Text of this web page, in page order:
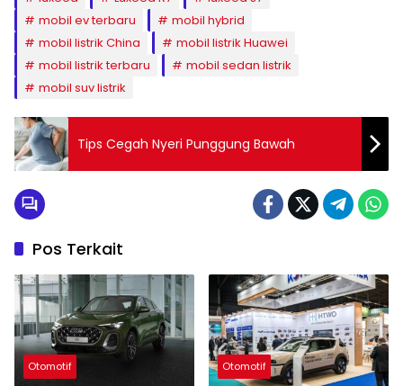
mobil ev terbaru
mobil hybrid
mobil listrik China
mobil listrik Huawei
mobil listrik terbaru
mobil sedan listrik
mobil suv listrik
Tips Cegah Nyeri Punggung Bawah
Pos Terkait
Otomotif Otomotif